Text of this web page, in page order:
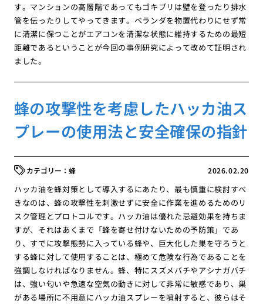
す。マンションの高層階であってもゴキブリは壁を登ったり排水
管を伝ったりしてやってきます。ベランダを物置代わりにせず常
に清潔に保つことがエアコンを清潔な状態に維持するための最短
距離であるということが今回の事例研究によって改めて証明され
ました。
蜂の攻撃性を考慮したハッカ油ス
プレーの使用法と安全確保の指針
2026.02.20
蜂
ハッカ油を蜂対策として導入するにあたり、最も慎重に検討すべ
きなのは、蜂の攻撃性を刺激せずに安全に作業を進めるためのリ
スク管理とプロトコルです。ハッカ油は優れた忌避効果を持ちま
すが、それはあくまで「蜂を寄せ付けないための予防策」であ
り、すでに攻撃態勢に入っている蜂や、巨大化した巣を守ろうと
する蜂に対して使用することは、極めて危険な行為であることを
強調しなければなりません。蜂、特にスズメバチやアシナガバチ
は、強い匂いや急速な空気の動きに対して非常に敏感であり、巣
がある場所に不用意にハッカ油スプレーを噴射すると、彼らはそ